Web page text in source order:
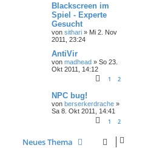
Blackscreen im
Spiel - Experte
Gesucht
von sithari » Mi 2. Nov
2011, 23:24
AntiVir
von madhead » So 23.
Okt 2011, 14:12
1 2
NPC bug!
von berserkerdrache »
Sa 8. Okt 2011, 14:41
1 2
Neues Thema